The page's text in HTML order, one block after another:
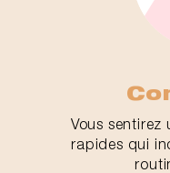
Vous sentirez
rapides qui